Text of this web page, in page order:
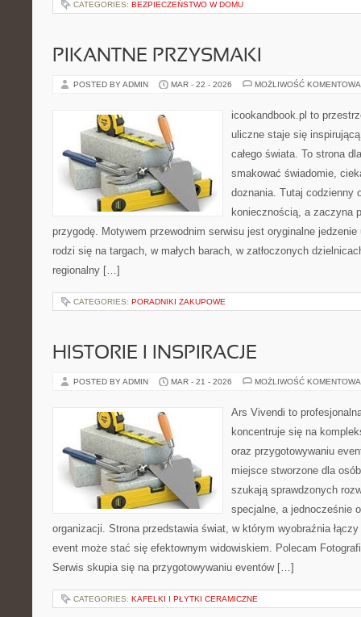
CATEGORIES: BEZPIECZEŃSTWO W DOMU
PIKANTNE PRZYSMAKI
POSTED BY ADMIN MAR - 22 - 2026 MOŻLIWOŚĆ
icookandbook.pl to
uliczne staje się
całego świata. To strona
smakować świadomie,
doznania. Tutaj codzienny
koniecznością, a zaczyna
przygodę. Motywem przewodnim serwisu jest oryginalne
rodzi się na targach, w małych barach, w zatłoczonych
regionalny […]
CATEGORIES: PORADNIKI ZAKUPOWE
HISTORIE I INSPIRACJE
POSTED BY ADMIN MAR - 21 - 2026 MOŻLIWOŚĆ
Ars Vivendi to
koncentruje się na
oraz przygotowywaniu
miejsce stworzone dla
szukają sprawdzonych
specjalne, a jednocześnie
organizacji. Strona przedstawia świat, w którym wyobraźnia
event może stać się efektownym widowiskiem. Polecam
Serwis skupia się na przygotowywaniu eventów […]
CATEGORIES: KAFELKI I PŁYTKI CERAMICZNE